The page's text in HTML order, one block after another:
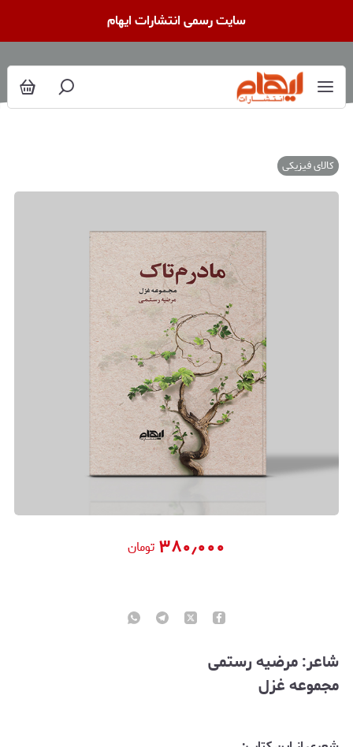
سایت رسمی انتشارات ایهام
کالای فیزیکی
۳۸۰٫۰۰۰ تومان
شاعر: مرضیه رستمی
مجموعه غزل